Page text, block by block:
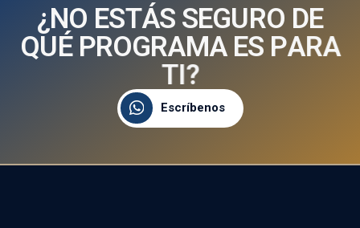
¿NO ESTÁS SEGURO DE
QUÉ PROGRAMA ES PARA
TI?
Escríbenos